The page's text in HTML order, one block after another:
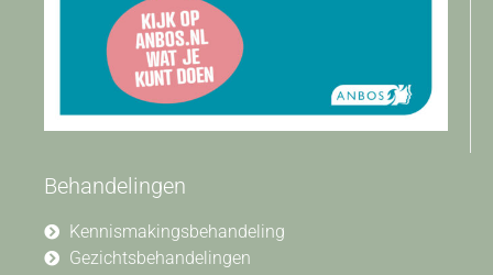
Behandelingen
Kennismakingsbehandeling
Gezichtsbehandelingen